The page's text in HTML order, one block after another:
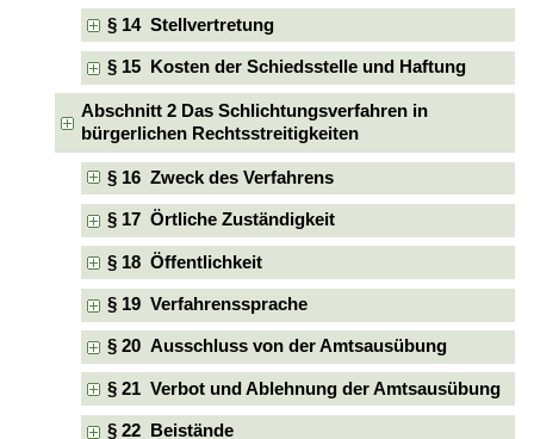
§ 14 Stellvertretung
§ 15 Kosten der Schiedsstelle und Haftung
Abschnitt 2 Das Schlichtungsverfahren in
bürgerlichen Rechtsstreitigkeiten
§ 16 Zweck des Verfahrens
§ 17 Örtliche Zuständigkeit
§ 18 Öffentlichkeit
§ 19 Verfahrenssprache
§ 20 Ausschluss von der Amtsausübung
§ 21 Verbot und Ablehnung der Amtsausübung
§ 22 Beistände